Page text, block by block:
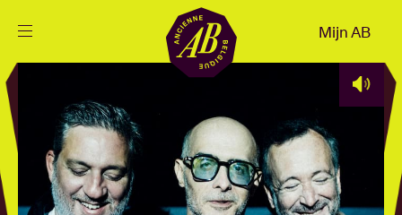
NL
Agenda
Projecten
Mijn AB